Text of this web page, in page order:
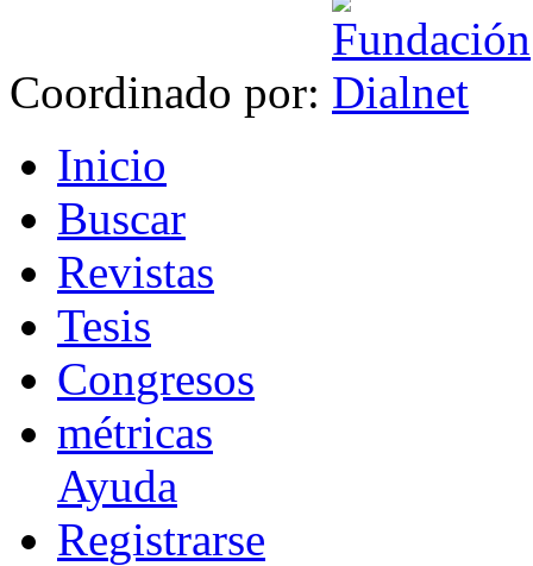
Coordinado por:
Inicio
Buscar
Revistas
Tesis
Congresos
métricas
Ayuda
Registrarse